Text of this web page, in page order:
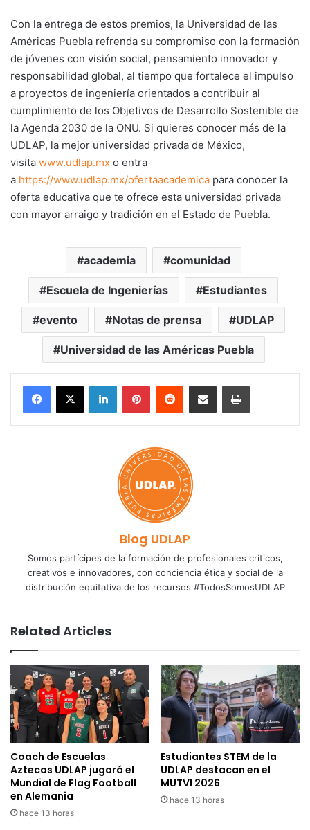
Con la entrega de estos premios, la Universidad de las
Américas Puebla refrenda su compromiso con la formación
de jóvenes con visión social, pensamiento innovador y
responsabilidad global, al tiempo que fortalece el impulso
a proyectos de ingeniería orientados a contribuir al
cumplimiento de los Objetivos de Desarrollo Sostenible de
la Agenda 2030 de la ONU. Si quieres conocer más de la
UDLAP, la mejor universidad privada de México,
visita www.udlap.mx o entra
a https://www.udlap.mx/ofertaacademica para conocer la
oferta educativa que te ofrece esta universidad privada
con mayor arraigo y tradición en el Estado de Puebla.
academia comunidad
Escuela de Ingenierías Estudiantes
evento Notas de prensa UDLAP
Universidad de las Américas Puebla
LinkedInPinterestReddit Share via Email Print
Blog UDLAP
Somos partícipes de la formación de profesionales críticos,
creativos e innovadores, con conciencia ética y social de la
distribución equitativa de los recursos #TodosSomosUDLAP
Related Articles
Coach de Escuelas
Aztecas UDLAP jugará el
Mundial de Flag Football
en Alemania
hace 13 horas
Estudiantes STEM de la
UDLAP destacan en el
MUTVI 2026
hace 13 horas